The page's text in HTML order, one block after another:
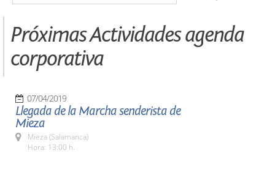
Próximas Actividades agenda
corporativa
07/04/2019
Llegada de la Marcha senderista de
Mieza
Mieza (Salamanca)
Hora: 13:00 h.